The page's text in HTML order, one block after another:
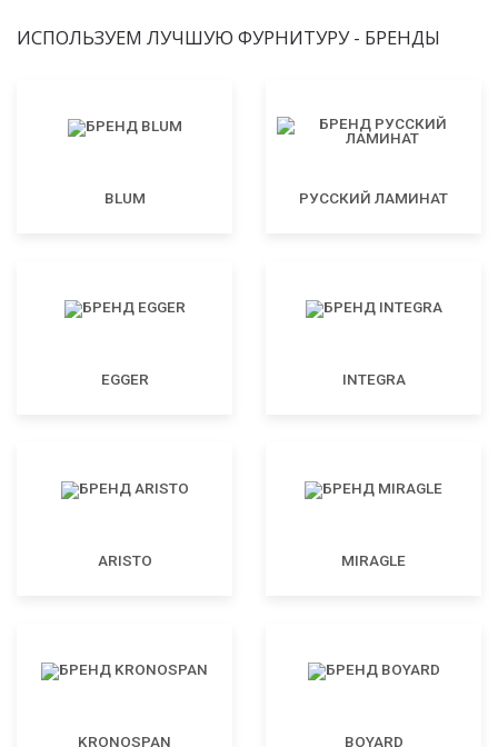
ИСПОЛЬЗУЕМ ЛУЧШУЮ ФУРНИТУРУ - БРЕНДЫ
BLUM РУССКИЙ ЛАМИНАТ
EGGER INTEGRA
ARISTO MIRAGLE
KRONOSPAN BOYARD